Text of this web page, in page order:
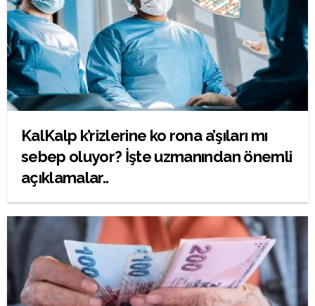
KalKalp k’rizlerine ko rona a’şıları mı
sebep oluyor? İşte uzmanından önemli
açıklamalar..